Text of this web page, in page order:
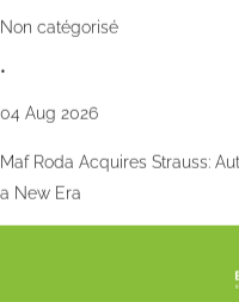
Non catégorisé
•
04 Aug 2026
Maf Roda Acquires Strauss:
a New Era